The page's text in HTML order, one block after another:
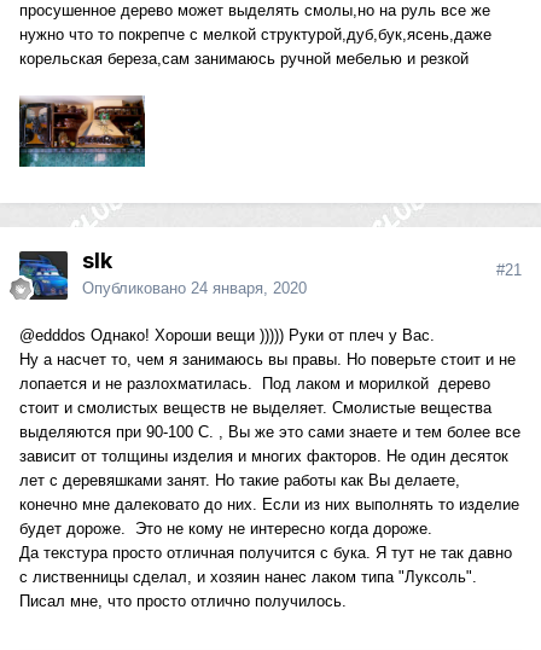
просушенное дерево может выделять смолы,но на руль все же
нужно что то покрепче с мелкой структурой,дуб,бук,ясень,даже
корельская береза,сам занимаюсь ручной мебелью и резкой
slk
Опубликовано 24 января, 2020
#21
@edddos Однако! Хороши вещи ))))) Руки от плеч у Вас.
Ну а насчет то, чем я занимаюсь вы правы. Но поверьте стоит и не
лопается и не разлохматилась. Под лаком и морилкой дерево
стоит и смолистых веществ не выделяет. Смолистые вещества
выделяются при 90-100 С. , Вы же это сами знаете и тем более все
зависит от толщины изделия и многих факторов. Не один десяток
лет с деревяшками занят. Но такие работы как Вы делаете,
конечно мне далековато до них. Если из них выполнять то изделие
будет дороже. Это не кому не интересно когда дороже.
Да текстура просто отличная получится с бука. Я тут не так давно
с лиственницы сделал, и хозяин нанес лаком типа "Луксоль".
Писал мне, что просто отлично получилось.